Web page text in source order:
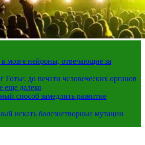
мозге нейроны, отвечающие за
Готье: до печати человеческих органов
еще далеко
способ замедлить развитие
искать болезнетворные мутации